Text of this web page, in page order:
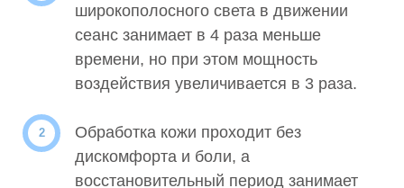
широкополосного света в движении
сеанс занимает в 4 раза меньше
времени, но при этом мощность
воздействия увеличивается в 3 раза.
Обработка кожи проходит без
дискомфорта и боли, а
восстановительный период занимает